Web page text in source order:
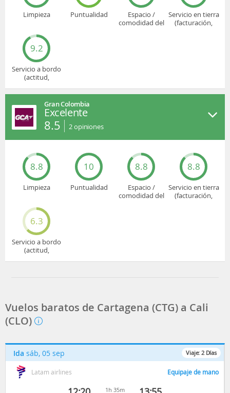
Limpieza Puntualidad
Espacio /
comodidad del
Servicio en tierra
(facturación,
9.2
Servicio a bordo
(actitud,
Gran Colombia
Excelente
8.5 2opiniones
8.8
Limpieza
10
Puntualidad
8.8
Espacio /
comodidad del
8.8
Servicio en tierra
(facturación,
6.3
Servicio a bordo
(actitud,
Vuelos baratos de Cartagena (CTG) a Cali
(CLO)
Viaje: 2 Días
Ida sáb, 05 sep
Latam airlines Equipaje de mano
1h 35m